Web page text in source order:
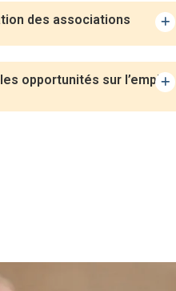
des associations
opportunités sur l’emploi